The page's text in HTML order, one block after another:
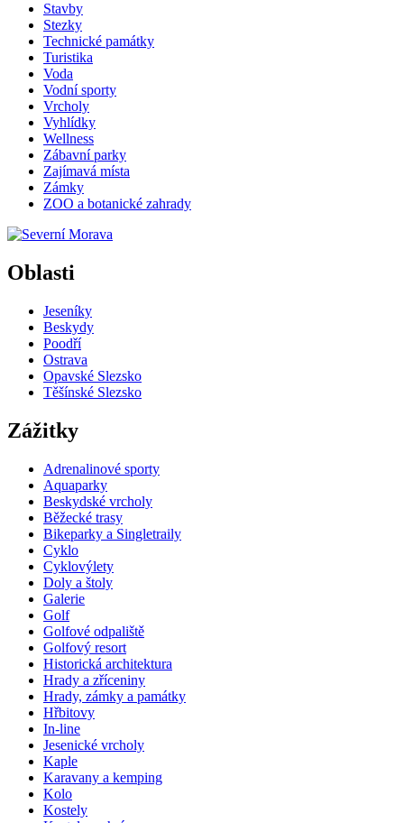
Stavby
Stezky
Technické památky
Turistika
Voda
Vodní sporty
Vrcholy
Vyhlídky
Wellness
Zábavní parky
Zajímavá místa
Zámky
ZOO a botanické zahrady
Oblasti
Jeseníky
Beskydy
Poodří
Ostrava
Opavské Slezsko
Těšínské Slezsko
Zážitky
Adrenalinové sporty
Aquaparky
Beskydské vrcholy
Běžecké trasy
Bikeparky a Singletraily
Cyklo
Cyklovýlety
Doly a štoly
Galerie
Golf
Golfové odpaliště
Golfový resort
Historická architektura
Hrady a zříceniny
Hrady, zámky a památky
Hřbitovy
In-line
Jesenické vrcholy
Kaple
Karavany a kemping
Kolo
Kostely